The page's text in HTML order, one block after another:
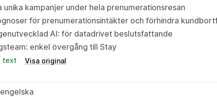
unika kampanjer under hela prenumerationsresan
för prenumerationsintäkter och förhindra
AI: för datadrivet beslutsfattande
enkel övergång till Stay
text Visa original
engelska